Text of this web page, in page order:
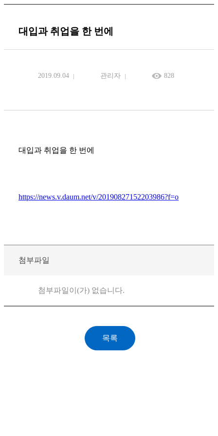
대입과 취업을 한 번에
2019.09.04 관리자 828
대입과 취업을 한 번에
https://news.v.daum.net/v/20190827152203986?f=o
첨부파일
첨부파일이(가) 없습니다.